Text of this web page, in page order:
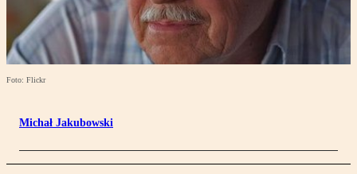
Foto: Flickr
Michał Jakubowski